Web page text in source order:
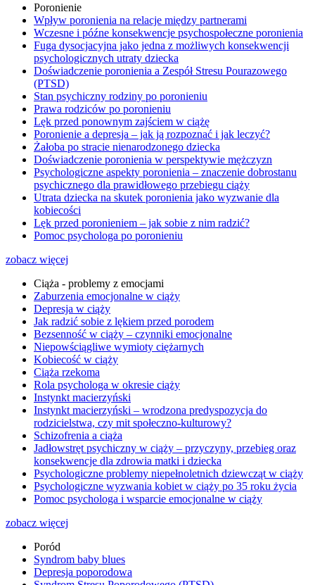
Poronienie
Wpływ poronienia na relacje między partnerami
Wczesne i późne konsekwencje psychospołeczne poronienia
Fuga dysocjacyjna jako jedna z możliwych konsekwencji
psychologicznych utraty dziecka
Doświadczenie poronienia a Zespół Stresu Pourazowego
(PTSD)
Stan psychiczny rodziny po poronieniu
Prawa rodziców po poronieniu
Lęk przed ponownym zajściem w ciążę
Poronienie a depresja – jak ją rozpoznać i jak leczyć?
Żałoba po stracie nienarodzonego dziecka
Doświadczenie poronienia w perspektywie mężczyzn
Psychologiczne aspekty poronienia – znaczenie dobrostanu
psychicznego dla prawidłowego przebiegu ciąży
Utrata dziecka na skutek poronienia jako wyzwanie dla
kobiecości
Lęk przed poronieniem – jak sobie z nim radzić?
Pomoc psychologa po poronieniu
zobacz więcej
Ciąża - problemy z emocjami
Zaburzenia emocjonalne w ciąży
Depresja w ciąży
Jak radzić sobie z lękiem przed porodem
Bezsenność w ciąży – czynniki emocjonalne
Niepowściągliwe wymioty ciężarnych
Kobiecość w ciąży
Ciąża rzekoma
Rola psychologa w okresie ciąży
Instynkt macierzyński
Instynkt macierzyński – wrodzona predyspozycja do
rodzicielstwa, czy mit społeczno-kulturowy?
Schizofrenia a ciąża
Jadłowstręt psychiczny w ciąży – przyczyny, przebieg oraz
konsekwencje dla zdrowia matki i dziecka
Psychologiczne problemy niepełnoletnich dziewcząt w ciąży
Psychologiczne wyzwania kobiet w ciąży po 35 roku życia
Pomoc psychologa i wsparcie emocjonalne w ciąży
zobacz więcej
Poród
Syndrom baby blues
Depresja poporodowa